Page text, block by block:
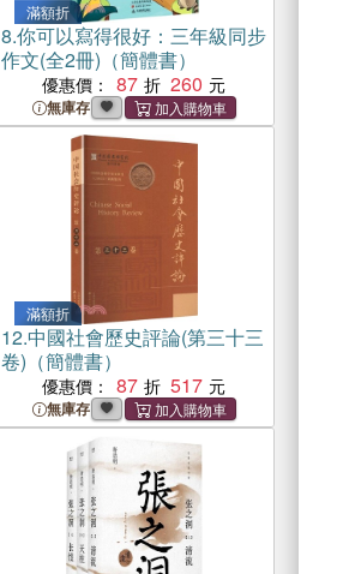
滿額折
8.你可以寫得很好：三年級同步
作文(全2冊)（簡體書）
優惠價： 87 260
無庫存
滿額折
12.中國社會歷史評論(第三十三
卷)（簡體書）
優惠價： 87 517
無庫存